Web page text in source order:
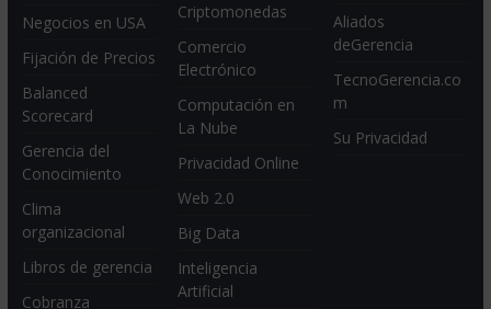
Negocios en USA
Fijación de Precios
Balanced
Scorecard
Gerencia del
Conocimiento
Clima
organizacional
Libros de gerencia
Cobranza
Criptomonedas
Comercio
Electrónico
Computación en
La Nube
Privacidad Online
Web 2.0
Big Data
Inteligencia
Artificial
Aliados
deGerencia
TecnoGerencia.co
m
Su Privacidad